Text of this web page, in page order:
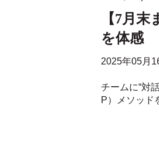
【7月
を体感
2025年05月
チームに“対
P）メソッド